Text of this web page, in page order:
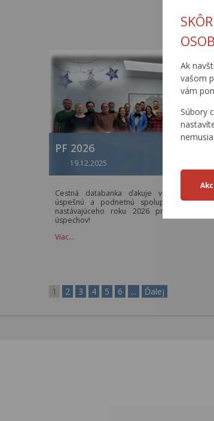
Ak
vašom
vám
Súbory
PF 2026
19.12.2025
Cestná databanka ďakuje všetkým
úspešnú a podnetnú spoluprácu v
nastávajúceho roku 2026 praje šťastie,
úspechov!
Viac…
1 2 3 4 5 6 ... Ďalej